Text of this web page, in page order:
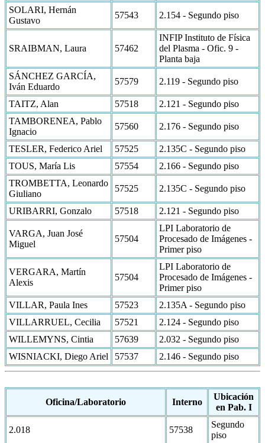
SOLARI, Hernán
Gustavo
57543 2.154 - Segundo piso
SRAIBMAN, Laura 57462
INFIP Instituto de Física
del Plasma - Ofic. 9 -
Planta baja
SÁNCHEZ GARCÍA,
Iván Eduardo
57579 2.119 - Segundo piso
TAITZ, Alan 57518
2.121 - Segundo piso
TAMBORENEA, Pablo
Ignacio
57560 2.176 - Segundo piso
TESLER, Federico Ariel 57525
2.135C - Segundo piso
TOUS, María Lis
57554
2.166 - Segundo piso
TROMBETTA, Leonardo
Giuliano
57525 2.135C - Segundo piso
URIBARRI, Gonzalo 57518 2.121 - Segundo piso
VARGA, Juan José
Miguel
57504
LPI Laboratorio de
Procesado de Imágenes -
Primer piso
VERGARA, Martín
Alexis
57504
LPI Laboratorio de
Procesado de Imágenes -
Primer piso
VILLAR, Paula Ines
57523
2.135A - Segundo piso
VILLARRUEL, Cecilia
57521
2.124 - Segundo piso
WILLEMYNS, Cintia
57639
2.032 - Segundo piso
WISNIACKI, Diego Ariel
57537 2.146 - Segundo piso
Oficina/Laboratorio Interno
Ubicación
en Pab. I
2.018 57538
Segundo
piso